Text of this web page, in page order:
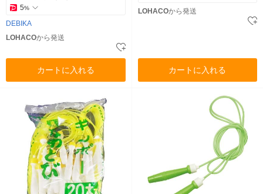
5%
DEBIKA
LOHACOから発送
カートに入れる
LOHACOから発送
カートに入れる